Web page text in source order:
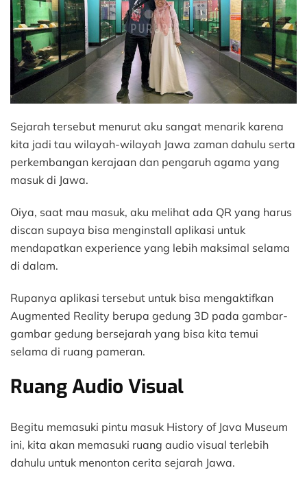
Sejarah tersebut menurut aku sangat menarik karena
kita jadi tau wilayah-wilayah Jawa zaman dahulu serta
perkembangan kerajaan dan pengaruh agama yang
masuk di Jawa.
Oiya, saat mau masuk, aku melihat ada QR yang harus
discan supaya bisa menginstall aplikasi untuk
mendapatkan experience yang lebih maksimal selama
di dalam.
Rupanya aplikasi tersebut untuk bisa mengaktifkan
Augmented Reality berupa gedung 3D pada gambar-
gambar gedung bersejarah yang bisa kita temui
selama di ruang pameran.
Ruang Audio Visual
Begitu memasuki pintu masuk History of Java Museum
ini, kita akan memasuki ruang audio visual terlebih
dahulu untuk menonton cerita sejarah Jawa.